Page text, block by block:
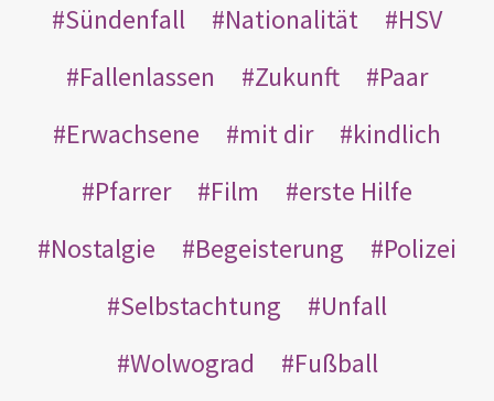
Sündenfall
Nationalität
HSV
Fallenlassen
Zukunft
Paar
Erwachsene
mit dir
kindlich
Pfarrer
Film
erste Hilfe
Nostalgie
Begeisterung
Polizei
Selbstachtung
Unfall
Wolwograd
Fußball